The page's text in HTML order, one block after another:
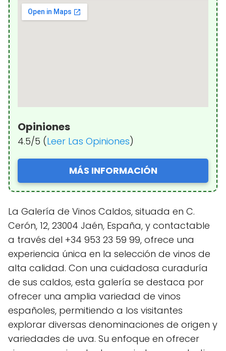
Opiniones
4.5/5 (Leer Las Opiniones)
MÁS INFORMACIÓN
La Galería de Vinos Caldos, situada en C.
Cerón, 12, 23004 Jaén, España, y contactable
a través del +34 953 23 59 99, ofrece una
experiencia única en la selección de vinos de
alta calidad. Con una cuidadosa curaduría
de sus caldos, esta galería se destaca por
ofrecer una amplia variedad de vinos
españoles, permitiendo a los visitantes
explorar diversas denominaciones de origen y
variedades de uva. Su enfoque en ofrecer